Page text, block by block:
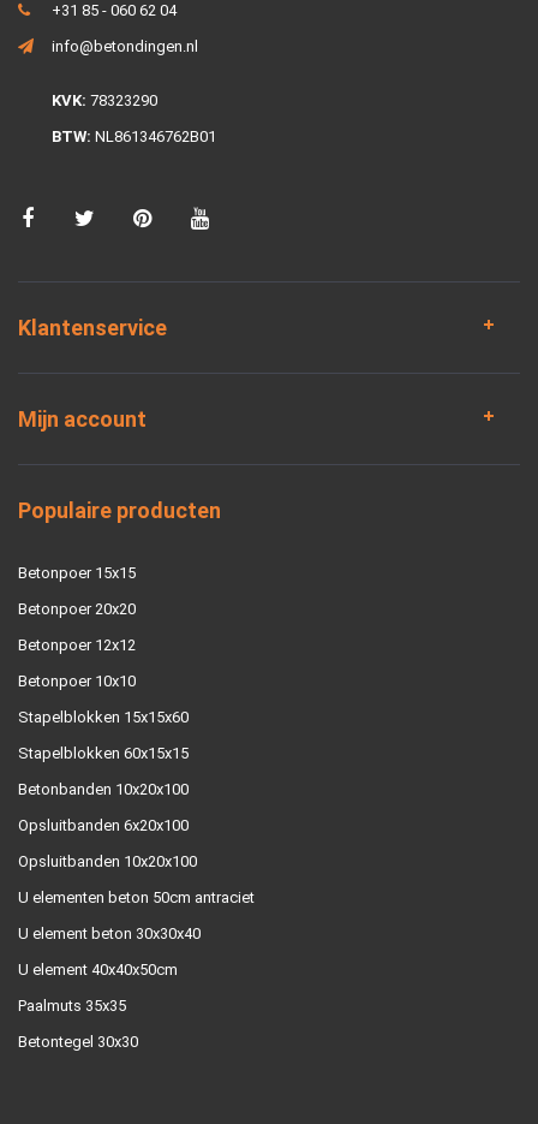
+31 85 - 060 62 04
info@betondingen.nl
KVK: 78323290
BTW: NL861346762B01
Klantenservice
Mijn account
Populaire producten
Betonpoer 15x15
Betonpoer 20x20
Betonpoer 12x12
Betonpoer 10x10
Stapelblokken 15x15x60
Stapelblokken 60x15x15
Betonbanden 10x20x100
Opsluitbanden 6x20x100
Opsluitbanden 10x20x100
U elementen beton 50cm antraciet
U element beton 30x30x40
U element 40x40x50cm
Paalmuts 35x35
Betontegel 30x30